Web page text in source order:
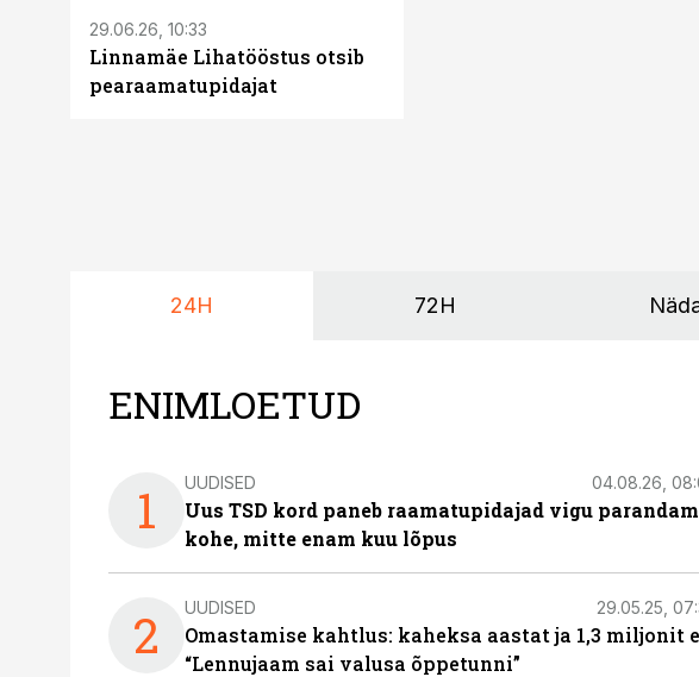
29.06.26, 10:33
Linnamäe Lihatööstus otsib
pearaamatupidajat
24H 72H
ENIMLOETUD
1 UUDISED 04.08.26,
Uus TSD kord paneb raamatupidajad vigu
kohe, mitte enam kuu lõpus
2 UUDISED 29.05.25,
Omastamise kahtlus: kaheksa aastat ja 1,3 miljonit
“Lennujaam sai valusa õppetunni”